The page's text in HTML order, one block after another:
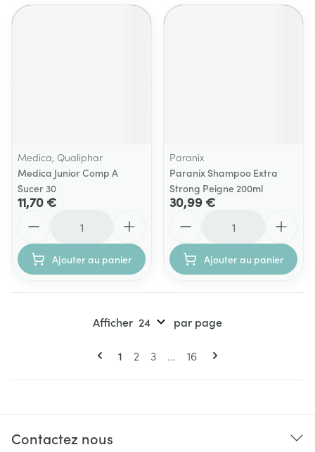
Medica, Qualiphar
Medica Junior Comp A
Sucer 30
11,70 €
Ajouter au panier
Paranix
Paranix Shampoo Extra
Strong Peigne 200ml
30,99 €
Ajouter au panier
Pages
Vous lisez actuellement la page
1 Page
2 Page
3 ... Page
16
Afficher par page
Contactez nous